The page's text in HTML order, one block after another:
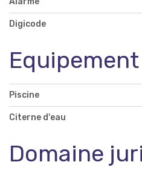
Digicode
Piscine
Citerne d'eau
Domaine